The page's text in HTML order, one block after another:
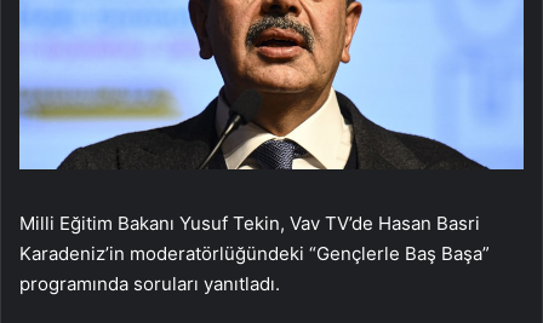
Milli Eğitim Bakanı Yusuf Tekin, Vav TV’de Hasan Basri
Karadeniz’in moderatörlüğündeki “Gençlerle Baş Başa”
programında soruları yanıtladı.